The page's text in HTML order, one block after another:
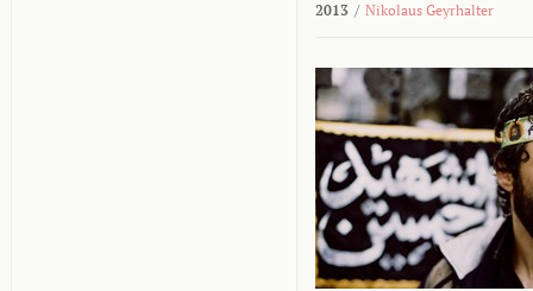
2013 / Nikolaus Geyrhalter